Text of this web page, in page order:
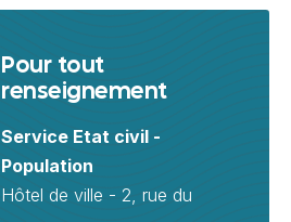
Pour tout
renseignement
Service Etat civil -
Population
Hôtel de ville - 2, rue du